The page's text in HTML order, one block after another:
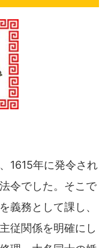
1615年に発令され
令でした。そこで
義務として課し、
従関係を明確にし